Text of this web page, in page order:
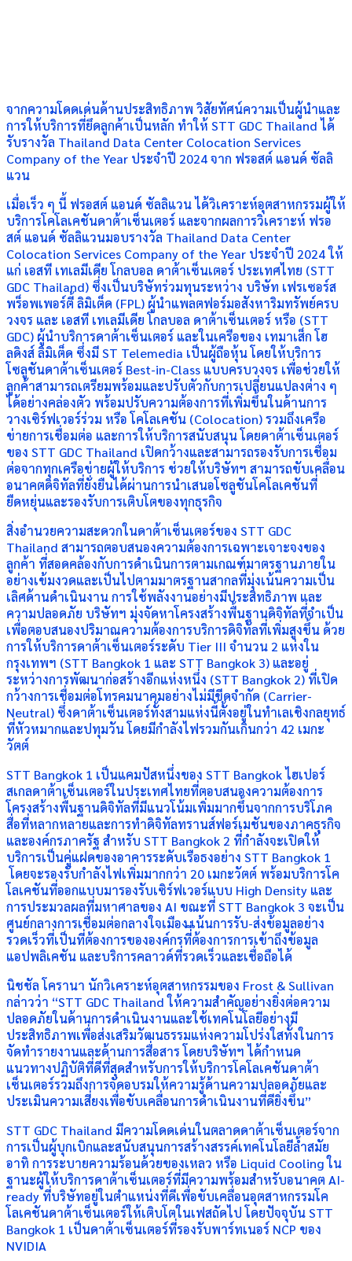
จากความโดดเด่นด้านประสิทธิภาพ วิสัยทัศน์ความเป็นผู้นำและ
การให้บริการที่ยึดลูกค้าเป็นหลัก ทำให้ STT GDC Thailand ได้
รับรางวัล Thailand Data Center Colocation Services
Company of the Year ประจำปี 2024 จาก ฟรอสต์ แอนด์ ซัลลิ
แวน
เมื่อเร็ว ๆ นี้ ฟรอสต์ แอนด์ ซัลลิแวน ได้วิเคราะห์อุตสาหกรรมผู้ให้
บริการโคโลเคชันดาต้าเซ็นเตอร์ และจากผลการวิเคราะห์ ฟรอ
สต์ แอนด์ ซัลลิแวนมอบรางวัล Thailand Data Center
Colocation Services Company of the Year ประจำปี 2024 ให้
แก่ เอสที เทเลมีเดีย โกลบอล ดาต้าเซ็นเตอร์ ประเทศไทย (STT
GDC Thailand) ซึ่งเป็นบริษัทร่วมทุนระหว่าง บริษัท เฟรเซอร์ส
พร็อพเพอร์ตี้ ลิมิเต็ด (FPL) ผู้นำแพลตฟอร์มอสังหาริมทรัพย์ครบ
วงจร และ เอสที เทเลมีเดีย โกลบอล ดาต้าเซ็นเตอร์ หรือ (STT
GDC) ผู้นำบริการดาต้าเซ็นเตอร์ และในเครือของ เทมาเส็ก โฮ
ลดิงส์ ลิมิเต็ด ซึ่งมี ST Telemedia เป็นผู้ถือหุ้น โดยให้บริการ
โซลูชันดาต้าเซ็นเตอร์ Best-in-Class แบบครบวงจร เพื่อช่วยให้
ลูกค้าสามารถเตรียมพร้อมและปรับตัวกับการเปลี่ยนแปลงต่าง ๆ
ได้อย่างคล่องตัว พร้อมปรับความต้องการที่เพิ่มขึ้นในด้านการ
วางเซิร์ฟเวอร์ร่วม หรือ โคโลเคชัน (Colocation) รวมถึงเครือ
ข่ายการเชื่อมต่อ และการให้บริการสนับสนุน โดยดาต้าเซ็นเตอร์
ของ STT GDC Thailand เปิดกว้างและสามารถรองรับการเชื่อม
ต่อจากทุกเครือข่ายผู้ให้บริการ ช่วยให้บริษัทฯ สามารถขับเคลื่อน
อนาคตดิจิทัลที่ยั่งยืนได้ผ่านการนำเสนอโซลูชันโคโลเคชันที่
ยืดหยุ่นและรองรับการเติบโตของทุกธุรกิจ
สิ่งอำนวยความสะดวกในดาต้าเซ็นเตอร์ของ STT GDC
Thailand สามารถตอบสนองความต้องการเฉพาะเจาะจงของ
ลูกค้า ที่สอดคล้องกับการดำเนินการตามเกณฑ์มาตรฐานภายใน
อย่างเข้มงวดและเป็นไปตามมาตรฐานสากลที่มุ่งเน้นความเป็น
เลิศด้านดำเนินงาน การใช้พลังงานอย่างมีประสิทธิภาพ และ
ความปลอดภัย บริษัทฯ มุ่งจัดหาโครงสร้างพื้นฐานดิจิทัลที่จำเป็น
เพื่อตอบสนองปริมาณความต้องการบริการดิจิทัลที่เพิ่มสูงขึ้น ด้วย
การให้บริการดาต้าเซ็นเตอร์ระดับ Tier III จำนวน 2 แห่งใน
กรุงเทพฯ (STT Bangkok 1 และ STT Bangkok 3) และอยู่
ระหว่างการพัฒนาก่อสร้างอีกแห่งหนึ่ง (STT Bangkok 2) ที่เปิด
กว้างการเชื่อมต่อโทรคมนาคมอย่างไม่มีขีดจำกัด (Carrier-
Neutral) ซึ่งดาต้าเซ็นเตอร์ทั้งสามแห่งนี้ตั้งอยู่ในทำเลเชิงกลยุทธ์
ที่หัวหมากและปทุมวัน โดยมีกำลังไฟรวมกันเกินกว่า 42 เมกะ
วัตต์
STT Bangkok 1 เป็นแคมปัสหนึ่งของ STT Bangkok ไฮเปอร์
สเกลดาต้าเซ็นเตอร์ในประเทศไทยที่ตอบสนองความต้องการ
โครงสร้างพื้นฐานดิจิทัลที่มีแนวโน้มเพิ่มมากขึ้นจากการบริโภค
สื่อที่หลากหลายและการทำดิจิทัลทรานส์ฟอร์เมชันของภาคธุรกิจ
และองค์กรภาครัฐ สำหรับ STT Bangkok 2 ที่กำลังจะเปิดให้
บริการเป็นคู่แฝดของอาคารระดับเรือธงอย่าง STT Bangkok 1
โดยจะรองรับกำลังไฟเพิ่มมากกว่า 20 เมกะวัตต์ พร้อมบริการโค
โลเคชันที่ออกแบบมารองรับเซิร์ฟเวอร์แบบ High Density และ
การประมวลผลที่มหาศาลของ AI ขณะที่ STT Bangkok 3 จะเป็น
ศูนย์กลางการเชื่อมต่อกลางใจเมือง เน้นการรับ-ส่งข้อมูลอย่าง
รวดเร็วที่เป็นที่ต้องการขององค์กรที่ี่ต้องการการเข้าถึงข้อมูล
แอปพลิเคชัน และบริการคลาวด์ที่รวดเร็วและเชื่อถือได้
นิชชัล โครานา นักวิเคราะห์อุตสาหกรรมของ Frost & Sullivan
กล่าวว่า “STT GDC Thailand ให้ความสำคัญอย่างยิ่งต่อความ
ปลอดภัยในด้านการดำเนินงานและใช้เทคโนโลยีอย่างมี
ประสิทธิภาพเพื่อส่งเสริมวัฒนธรรมแห่งความโปร่งใสทั้งในการ
จัดทำรายงานและด้านการสื่อสาร โดยบริษัทฯ ได้กำหนด
แนวทางปฏิบัติที่ดีที่สุดสำหรับการให้บริการโคโลเคชันดาต้า
เซ็นเตอร์รวมถึงการจัดอบรมให้ความรู้ด้านความปลอดภัยและ
ประเมินความเสี่ยงเพื่อขับเคลื่อนการดำเนินงานที่ดียิ่งขึ้น”
STT GDC Thailand มีความโดดเด่นในตลาดดาต้าเซ็นเตอร์จาก
การเป็นผู้บุกเบิกและสนับสนุนการสร้างสรรค์เทคโนโลยีล้ำสมัย
อาทิ การระบายความร้อนด้วยของเหลว หรือ Liquid Cooling ใน
ฐานะผู้ให้บริการดาต้าเซ็นเตอร์ที่มีความพร้อมสำหรับอนาคต AI-
ready ที่บริษัทอยู่ในตำแหน่งที่ดีเพื่อขับเคลื่อนอุตสาหกรรมโค
โลเคชันดาต้าเซ็นเตอร์ให้เติบโตในเฟสถัดไป โดยปัจจุบัน STT
Bangkok 1 เป็นดาต้าเซ็นเตอร์ที่รองรับพาร์ทเนอร์ NCP ของ
NVIDIA